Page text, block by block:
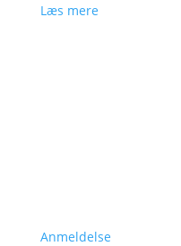
Læs mere
Anmeldelse